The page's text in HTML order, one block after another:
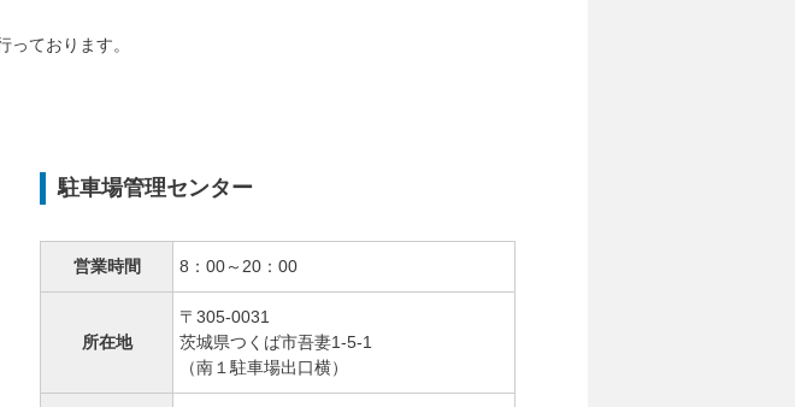
ております。
駐車場管理センター
営業時間 8：00～20：00
所在地
〒305-0031
茨城県つくば市吾妻1-5-1
（南１駐車場出口横）